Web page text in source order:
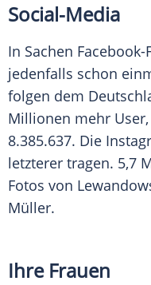
Social-Media
In Sachen Facebook-
jedenfalls schon
folgen dem
Millionen mehr User,
8.385.637. Die
letzterer tragen. 5,7
Fotos von
Müller.
Ihre Frauen